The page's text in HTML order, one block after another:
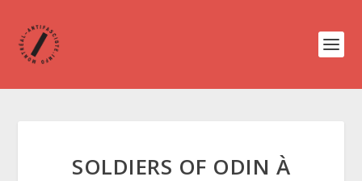
SOLDIERS OF ODIN À